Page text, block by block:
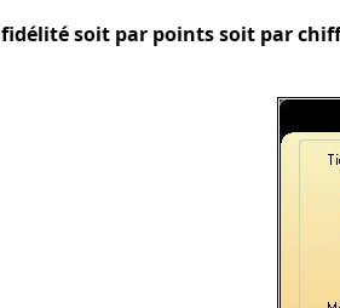
fidélité soit par points soit par